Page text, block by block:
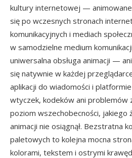
kultury internetowej —
się po wczesnych stronach
komunikacyjnych i mediach
w samodzielne medium
uniwersalna obsługa animacji —
się natywnie w każdej
aplikacji do wiadomości i
wtyczek, kodeków ani problemów
poziom wszechobecności, jakiego
animacji nie osiągnął. Bezstratna
paletowych to kolejna mocna
kolorami, tekstem i ostrymi